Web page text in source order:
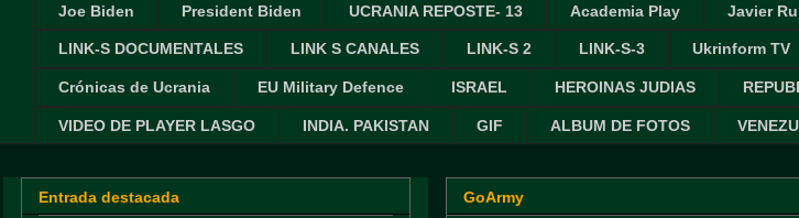
Joe Biden President Biden UCRANIA REPOSTE- 13 Academia Play Javier
LINK-S DOCUMENTALES LINK S CANALES LINK-S 2 LINK-S-3 Ukrinform TV
Crónicas de Ucrania EU Military Defence ISRAEL HEROINAS JUDIAS
VIDEO DE PLAYER LASGO INDIA. PAKISTAN GIF ALBUM DE FOTOS
GoArmy
Entrada destacada